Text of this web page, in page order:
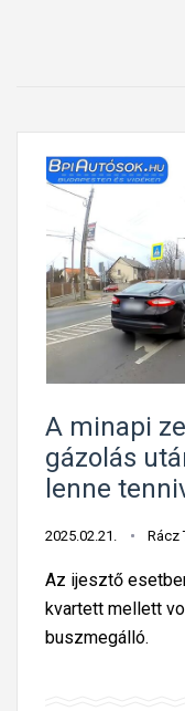
A minapi
gázolás
lenne
2025.02.21. Rácz
Az ijesztő
kvartett mellett
buszmegálló.